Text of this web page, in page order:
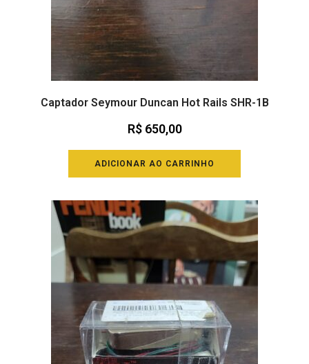
Captador Seymour Duncan Hot Rails SHR-1B
R$650,00
ADICIONAR AO CARRINHO